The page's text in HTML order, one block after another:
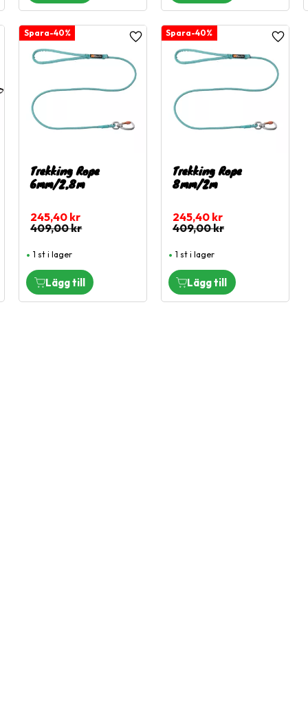
till i favoriter
Trekking Rope
6mm/2,8m
245,40 kr
409,00kr
40%
Lägg till i favoriter
1 st i lager
Trekking Rope
8mm/2m
245,40kr
409,00kr
40%
Lägg
1 st i lager